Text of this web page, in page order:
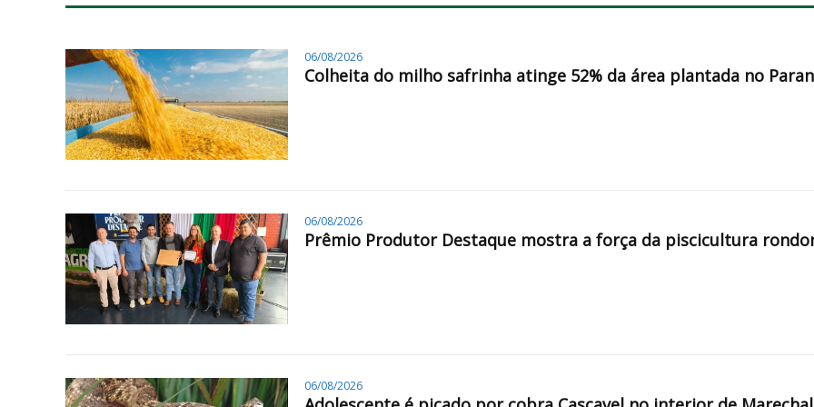
06/08/2026
Colheita do milho safrinha atinge 52% da área plantada no
06/08/2026
Prêmio Produtor Destaque mostra a força da piscicultura
06/08/2026